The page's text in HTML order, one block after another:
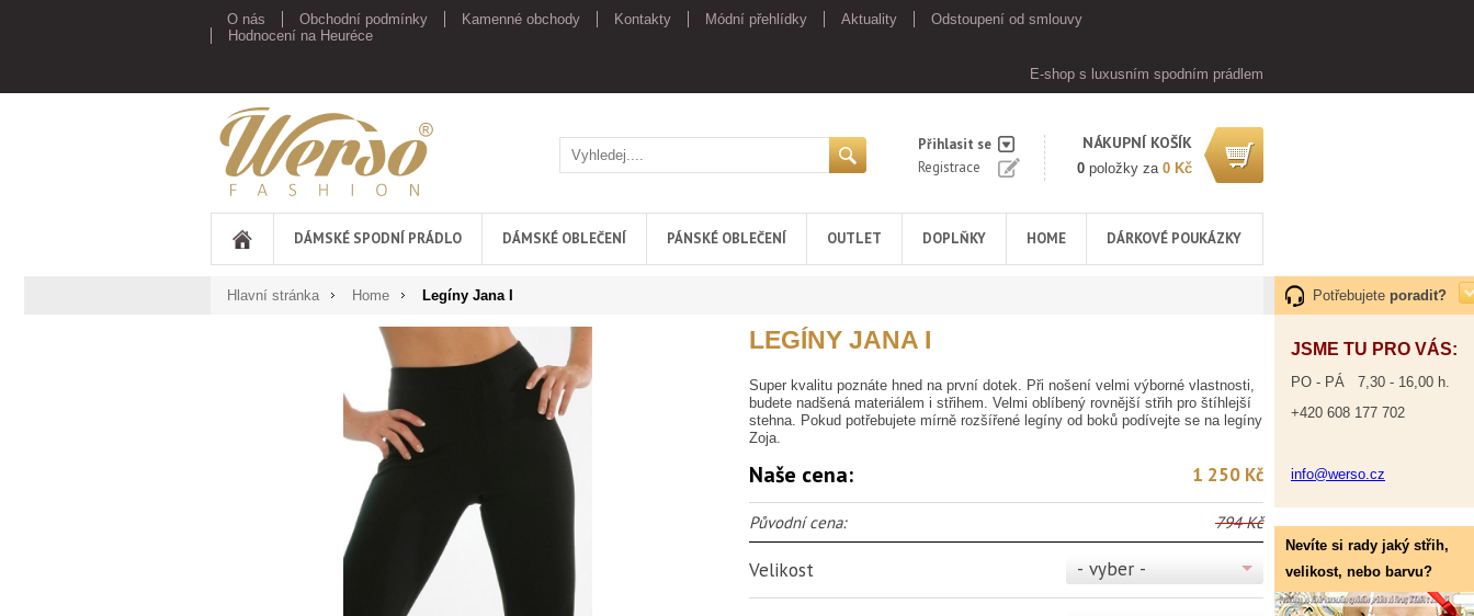
O nás Obchodní podmínky Kamenné obchody Kontakty Módní přehlídky Aktuality
Odstoupení od smlouvy
Hodnocení na Heuréce
E-shop s luxusním spodním prádlem
Werso
Přihlasit se
Registrace
NÁKUPNÍ KOŠÍK
0 položky za 0 Kč
DÁMSKÉ SPODNÍ PRÁDLO DÁMSKÉ OBLEČENÍ PÁNSKÉ OBLEČENÍ OUTLET DOPLŇKY HOME DÁRKOVÉ POUKÁZKY
Potřebujete poradit?
JSME TU PRO VÁS:
PO - PÁ 7,30 - 16,00 h.
+420 608 177 702
info@werso.cz
Nevíte si rady jaký střih,
velikost, nebo barvu?
Hlavní stránka Home Legíny Jana I
LEGÍNY JANA I
Super kvalitu poznáte hned na první dotek. Při nošení velmi výborné vlastnosti,
budete nadšená materiálem i střihem. Velmi oblíbený rovnější střih pro štíhlejší
stehna. Pokud potřebujete mírně rozšířené legíny od boků podívejte se na legíny
Zoja.
Naše cena: 1 250 Kč
Původní cena: 794 Kč
Velikost - vyber -